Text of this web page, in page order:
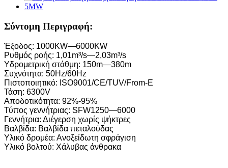
Σύντομη Περιγραφή:
Έξοδος: 1000KW—6000KW
Ρυθμός ροής: 1,01m³/s—2,03m³/s
Υδρομετρική στάθμη: 150m—380m
Συχνότητα: 50Hz/60Hz
Πιστοποιητικό: ISO9001/CE/TUV/From-E
Τάση: 6300V
Αποδοτικότητα: 92%-95%
Τύπος γεννήτριας: SFW1250—6000
Γεννήτρια: Διέγερση χωρίς ψήκτρες
Βαλβίδα: Βαλβίδα πεταλούδας
Υλικό δρομέα: Ανοξείδωτη σφράγιση
Υλικό βολτού: Χάλυβας άνθρακα